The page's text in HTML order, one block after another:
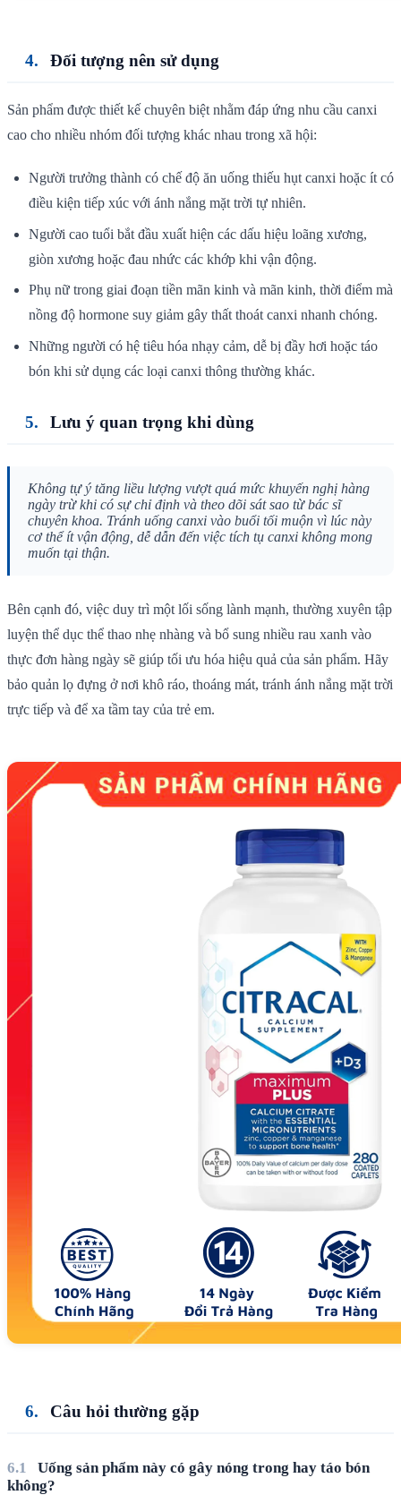
Đối tượng nên sử dụng
Sản phẩm được thiết kế chuyên biệt nhằm đáp ứng nhu cầu canxi
cao cho nhiều nhóm đối tượng khác nhau trong xã hội:
Người trưởng thành có chế độ ăn uống thiếu hụt canxi hoặc ít có
điều kiện tiếp xúc với ánh nắng mặt trời tự nhiên.
Người cao tuổi bắt đầu xuất hiện các dấu hiệu loãng xương,
giòn xương hoặc đau nhức các khớp khi vận động.
Phụ nữ trong giai đoạn tiền mãn kinh và mãn kinh, thời điểm mà
nồng độ hormone suy giảm gây thất thoát canxi nhanh chóng.
Những người có hệ tiêu hóa nhạy cảm, dễ bị đầy hơi hoặc táo
bón khi sử dụng các loại canxi thông thường khác.
Lưu ý quan trọng khi dùng
Không tự ý tăng liều lượng vượt quá mức khuyến nghị hàng
ngày trừ khi có sự chỉ định và theo dõi sát sao từ bác sĩ
chuyên khoa. Tránh uống canxi vào buổi tối muộn vì lúc này
cơ thể ít vận động, dễ dẫn đến việc tích tụ canxi không mong
muốn tại thận.
Bên cạnh đó, việc duy trì một lối sống lành mạnh, thường xuyên tập
luyện thể dục thể thao nhẹ nhàng và bổ sung nhiều rau xanh vào
thực đơn hàng ngày sẽ giúp tối ưu hóa hiệu quả của sản phẩm. Hãy
bảo quản lọ đựng ở nơi khô ráo, thoáng mát, tránh ánh nắng mặt trời
trực tiếp và để xa tầm tay của trẻ em.
Câu hỏi thường gặp
Uống sản phẩm này có gây nóng trong hay táo bón
không?